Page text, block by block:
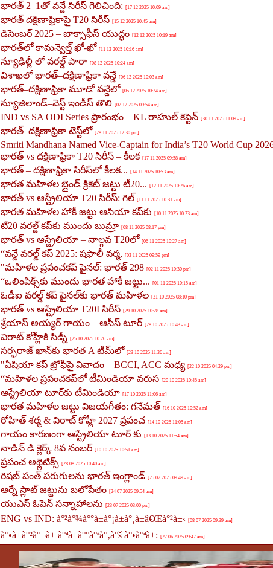
భారత్ 2–1తో వన్డే సిరీస్ గెలిచింది: [17 12 2025 10:09 am]
భారత్ దక్షిణాఫ్రికాపై T20 సిరీస్ [15 12 2025 10:45 am]
డిసెంబర్ 2025 – బాక్సాఫీస్ యుద్ధం [12 12 2025 10:19 am]
భారత్‌లో కామన్వెల్త్ ఖో-ఖో [11 12 2025 10:16 am]
న్యూఢిల్లీ లో వరల్డ్ పారా [08 12 2025 10:24 am]
విశాఖలో భారత్–దక్షిణాఫ్రికా వన్డే [06 12 2025 10:03 am]
భారత్–దక్షిణాఫ్రికా మూడో వన్డేలో [05 12 2025 10:24 am]
న్యూజిలాండ్–వెస్ట్ ఇండీస్ తొలి [02 12 2025 09:54 am]
IND vs SA ODI Series ప్రారంభం – KL రాహుల్ కెప్టెన్ [30 11 2025 11:09 am]
భారత్–దక్షిణాఫ్రికా టెస్ట్‌లో [28 11 2025 12:30 pm]
Smriti Mandhana Named Vice-Captain for India’s T20 World Cup
భారత్ vs దక్షిణాఫ్రికా T20 సిరీస్ – కీలక [17 11 2025 09:58 am]
భారత్ – దక్షిణాఫ్రికా సిరీస్‌లో కీలక... [14 11 2025 10:53 am]
భారత మహిళల బ్లైండ్ క్రికెట్ జట్టు టీ20... [12 11 2025 10:26 am]
భారత్ vs ఆస్ట్రేలియా T20 సిరీస్: గిల్ [11 11 2025 10:31 am]
భారత మహిళల హాకీ జట్టు ఆసియా కప్‌కు [10 11 2025 10:23 am]
టీ20 వరల్డ్ కప్‌కు ముందు బుమ్రా [08 11 2025 08:17 pm]
భారత్ vs ఆస్ట్రేలియా – నాల్గవ T20లో [06 11 2025 10:27 am]
“వన్డే వరల్డ్ కప్ 2025: షఫాలీ వర్మ, [03 11 2025 09:59 pm]
"మహిళల ప్రపంచకప్ ఫైనల్: భారత్ 298 [02 11 2025 10:30 pm]
“ఒలింపిక్స్‌కు ముందు భారత హాకీ జట్టు... [01 11 2025 10:15 am]
ఓడీఐ వరల్డ్ కప్ ఫైనల్‌కు భారత్ మహిళల [31 10 2025 08:10 pm]
భారత్ vs ఆస్ట్రేలియా T20I సిరీస్ [29 10 2025 10:28 am]
శ్రేయాస్ అయ్యర్ గాయం – ఆసీస్ టూర్ [28 10 2025 10:43 am]
విరాట్ కోహ్లీకి సిడ్నీ [25 10 2025 10:26 am]
సర్ఫరాజ్ ఖాన్‌కు భారత A టీమ్‌లో [23 10 2025 11:36 am]
"ఏషియా కప్ ట్రోఫీపై వివాదం – BCCI, ACC మధ్య [22 10 2025 04:29 pm]
“మహిళల ప్రపంచకప్‌లో టీమిండియా వరుస [20 10 2025 10:45 am]
ఆస్ట్రేలియా టూర్‌కు టీమిండియా [17 10 2025 11:06 am]
భారత మహిళల జట్టు విజయగీతం: గనేమత్ [16 10 2025 10:52 am]
రోహిత్ శర్మ & విరాట్ కోహ్లీ 2027 ప్రపంచ [14 10 2025 11:05 am]
గాయం కారణంగా ఆస్ట్రేలియా టూర్ కు [13 10 2025 11:54 am]
నాడిన్ డి క్లెర్క్ 8వ నంబర్ [10 10 2025 10:51 am]
ప్రపంచ అథ్లెటిక్స్ [28 08 2025 10:40 am]
రిషబ్ పంత్ పరుగులను భారత్ ఇంగ్లాండ్ [25 07 2025 09:49 am]
ఆర్నే స్లాట్ జట్టును బలోపేతం [24 07 2025 09:54 am]
యుఎస్ ఓపెన్ సన్నాహాలను [23 07 2025 03:00 pm]
ENG vs IND: à°²à°¾à°°à±à°¡à±à°¸à±â€Œà°²à±‹ [08 07 2025 09:39 am]
à°•à±à°²à°¬à± à°ªà±à°°à°ªà°‚à°š à°•à°ªà±: [27 06 2025 09:47 am]